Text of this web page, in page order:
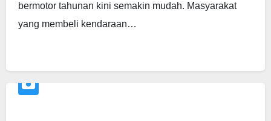
bermotor tahunan kini semakin mudah. Masyarakat
yang membeli kendaraan…